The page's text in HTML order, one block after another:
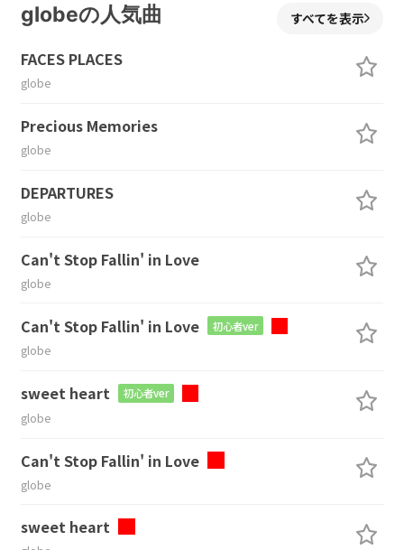
globeの人気曲 すべてを表示
FACES PLACES
globe
Precious Memories
globe
DEPARTURES
globe
Can't Stop Fallin' in Love
globe
Can't Stop Fallin' in Love 初心者ver
globe
sweet heart 初心者ver
globe
Can't Stop Fallin' in Love
globe
sweet heart